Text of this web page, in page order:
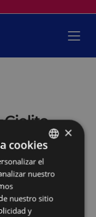
Cielito
BASQUE
SPANISH
×
cookies
el
nuestro
nuestro sitio
y